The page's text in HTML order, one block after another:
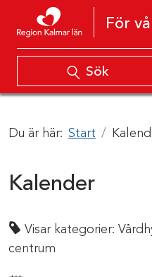
Hoppa till innehåll
För
Sök
Du är här: Start
Kalender
Visar kategorier:
centrum